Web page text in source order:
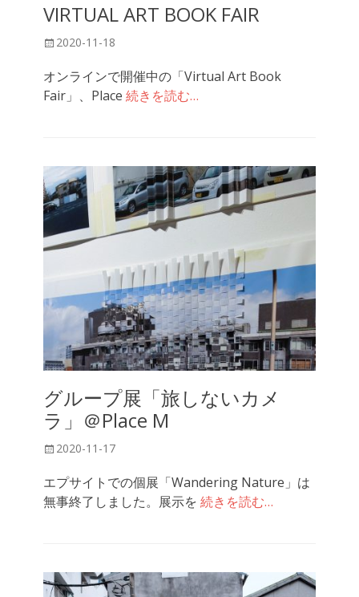
VIRTUAL ART BOOK FAIR
投
日
2020-11-18
オンラインで開催中の「Virtual Art Book
Fair」、Place 続きを読む…
グループ展「旅しないカメ
ラ」＠Place M
投
日
2020-11-17
エプサイトでの個展「Wandering Nature」は
無事終了しました。展示を 続きを読む…